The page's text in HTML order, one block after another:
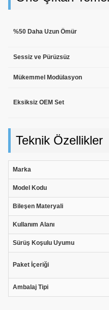
%50 Daha Uzun Ömür
Sessiz ve Pürüzsüz
Mükemmel Modülasyon
Eksiksiz OEM Set
Teknik Özellikler
Marka
Model Kodu
Bileşen Materyali
Kullanım Alanı
Sürüş Koşulu Uyumu
Paket İçeriği
Ambalaj Tipi